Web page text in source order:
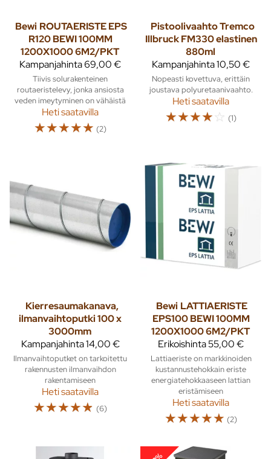
Bewi ROUTAERISTE EPS
R120 BEWI 100MM
1200X1000 6M2/PKT
Kampanjahinta69,00 €
Tiivis solurakenteinen
routaeristelevy, jonka ansiosta
veden imeytyminen on vähäistä
Heti saatavilla
☆☆☆☆☆ (2)
Pistoolivaahto Tremco
Illbruck FM330 elastinen
880ml
Kampanjahinta10,50 €
Nopeasti kovettuva, erittäin
joustava polyuretaanivaahto.
Heti saatavilla
☆☆☆☆☆ (1)
Kierresaumakanava,
ilmanvaihtoputki 100 x
3000mm
Kampanjahinta14,00 €
Ilmanvaihtoputket on tarkoitettu
rakennusten ilmanvaihdon
rakentamiseen
Heti saatavilla
☆☆☆☆☆ (6)
Bewi LATTIAERISTE
EPS100 BEWI 100MM
1200X1000 6M2/PKT
Erikoishinta55,00 €
Lattiaeriste on markkinoiden
kustannustehokkain eriste
energiatehokkaaseen lattian
eristämiseen
Heti saatavilla
☆☆☆☆☆ (2)